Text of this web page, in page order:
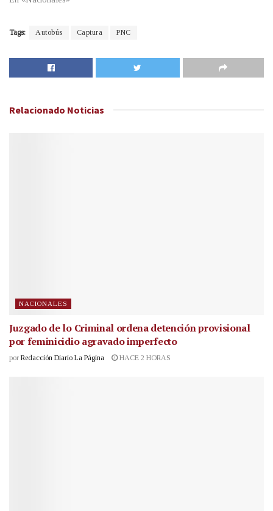
Tags: Autobús Captura PNC
Relacionado Noticias
NACIONALES
Juzgado de lo Criminal ordena detención provisional
por feminicidio agravado imperfecto
por Redacción Diario La Página HACE 2 HORAS